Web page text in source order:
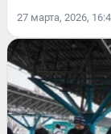
27 марта, 2026,